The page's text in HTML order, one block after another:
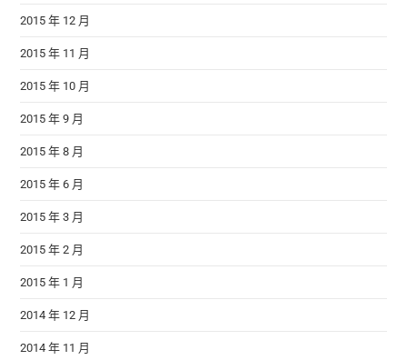
2015 年 12 月
2015 年 11 月
2015 年 10 月
2015 年 9 月
2015 年 8 月
2015 年 6 月
2015 年 3 月
2015 年 2 月
2015 年 1 月
2014 年 12 月
2014 年 11 月